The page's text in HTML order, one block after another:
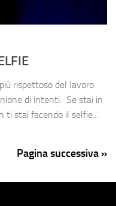
rispettoso del lavoro
di intenti. Se stai in
ti stai facendo il selfie...
Pagina successiva »